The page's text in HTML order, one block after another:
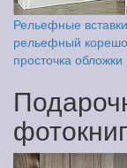
Рельефные
рельефный
просточка обложки